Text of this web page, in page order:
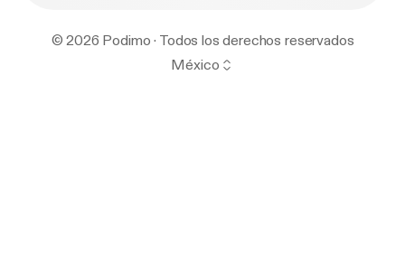
© 2026 Podimo · Todos los derechos reservados
México